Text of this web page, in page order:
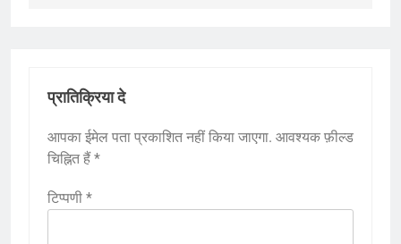
प्रातिक्रिया दे
आपका ईमेल पता प्रकाशित नहीं किया जाएगा. आवश्यक फ़ील्ड
चिह्नित हैं*
टिप्पणी *